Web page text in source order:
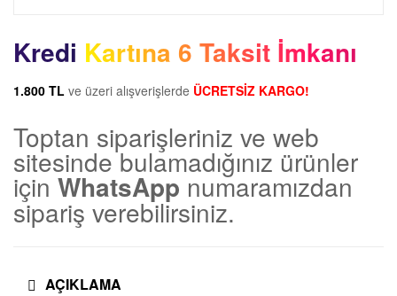
Kredi Kartına 6 Taksit İmkanı
1.800 TL ve üzeri alışverişlerde ÜCRETSİZ KARGO!
Toptan siparişleriniz ve web
sitesinde bulamadığınız ürünler
için WhatsApp numaramızdan
sipariş verebilirsiniz.
AÇIKLAMA